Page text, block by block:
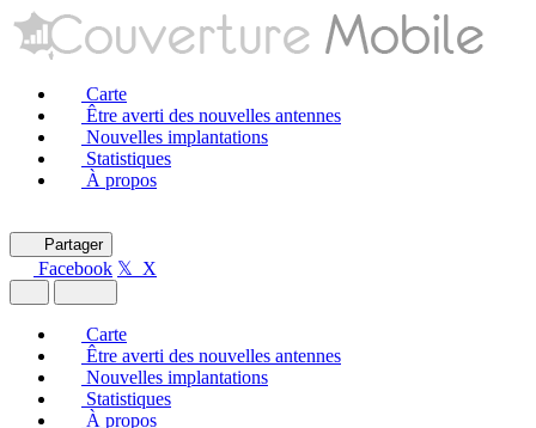
Carte
Être averti des nouvelles antennes
Nouvelles implantations
Statistiques
À propos
Partager
Facebook 𝕏 X
Carte
Être averti des nouvelles antennes
Nouvelles implantations
Statistiques
À propos